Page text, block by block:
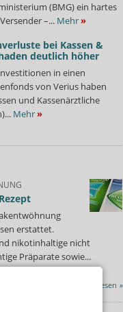
(BMG) ein hartes
–... Mehr»
bei Kassen &
deutlich höher
in einen
von Verius haben
und Kassenärztliche
Mehr»
erstattet.
nikotinhaltige nicht
Präparate sowie...
Alle Porträts lesen »